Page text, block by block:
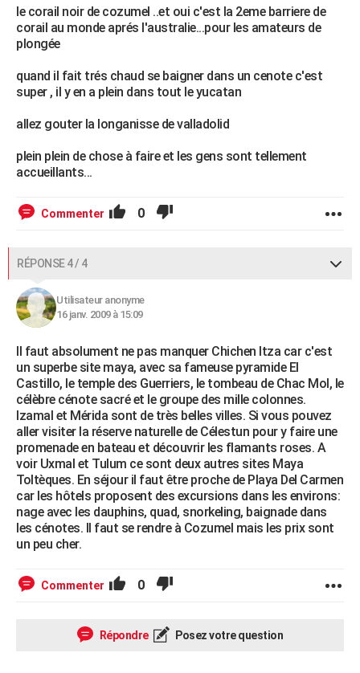
le corail noir de cozumel ..et oui c'est la 2eme barriere de
corail au monde aprés l'australie...pour les amateurs de
plongée
quand il fait trés chaud se baigner dans un cenote c'est
super , il y en a plein dans tout le yucatan
allez gouter la longanisse de valladolid
plein plein de chose à faire et les gens sont tellement
accueillants...
Commenter 0
RÉPONSE 4 / 4
Utilisateur anonyme
16 janv. 2009 à 15:09
Il faut absolument ne pas manquer Chichen Itza car c'est
un superbe site maya, avec sa fameuse pyramide El
Castillo, le temple des Guerriers, le tombeau de Chac Mol, le
célèbre cénote sacré et le groupe des mille colonnes.
Izamal et Mérida sont de très belles villes. Si vous pouvez
aller visiter la réserve naturelle de Célestun pour y faire une
promenade en bateau et découvrir les flamants roses. A
voir Uxmal et Tulum ce sont deux autres sites Maya
Toltèques. En séjour il faut être proche de Playa Del Carmen
car les hôtels proposent des excursions dans les environs:
nage avec les dauphins, quad, snorkeling, baignade dans
les cénotes. Il faut se rendre à Cozumel mais les prix sont
un peu cher.
Commenter 0
Répondre Posez votre question